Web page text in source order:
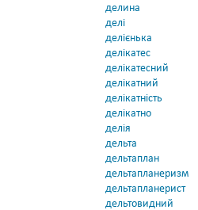
делина
делі
делієнька
делікатес
делікатесний
делікатний
делікатність
делікатно
делія
дельта
дельтаплан
дельтапланеризм
дельтапланерист
дельтовидний